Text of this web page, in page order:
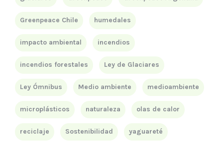
Greenpeace Chile humedales
impacto ambiental incendios
incendios forestales Ley de Glaciares
Ley Ómnibus Medio ambiente medioambiente
microplásticos naturaleza olas de calor
reciclaje Sostenibilidad yaguareté